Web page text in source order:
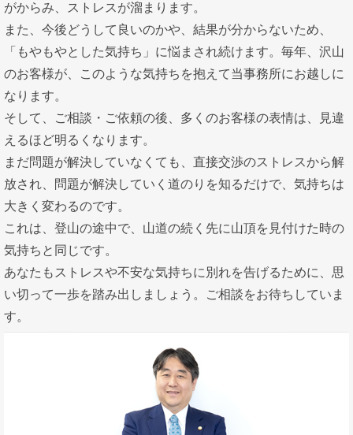
がからみ、ストレスが溜まります。
また、今後どうして良いのかや、結果が分からないため、
「もやもやとした気持ち」に悩まされ続けます。毎年、沢山
のお客様が、このような気持ちを抱えて当事務所にお越しに
なります。
そして、ご相談・ご依頼の後、多くのお客様の表情は、見違
えるほど明るくなります。
まだ問題が解決していなくても、直接交渉のストレスから解
放され、問題が解決していく道のりを知るだけで、気持ちは
大きく変わるのです。
これは、登山の途中で、山道の続く先に山頂を見付けた時の
気持ちと同じです。
あなたもストレスや不安な気持ちに別れを告げるために、思
い切って一歩を踏み出しましょう。ご相談をお待ちしていま
す。